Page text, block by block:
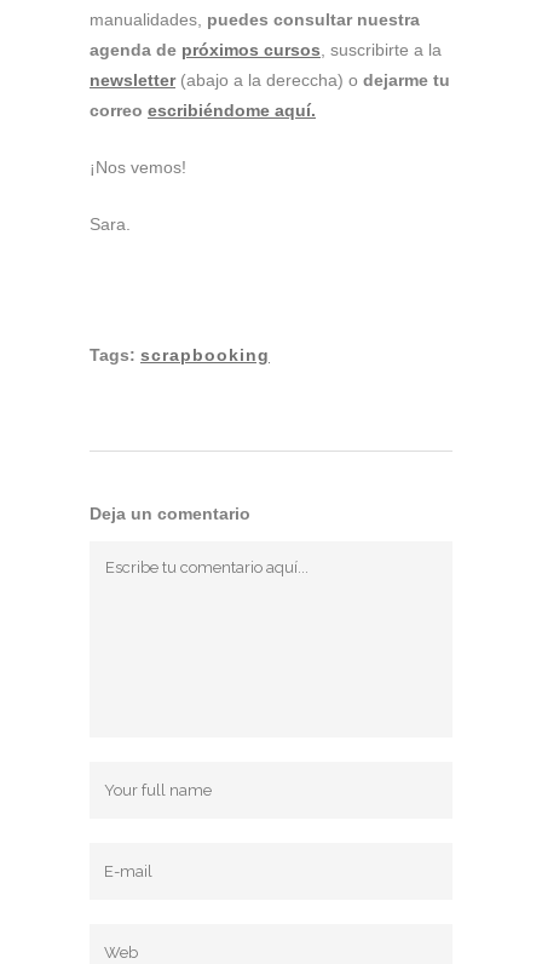
manualidades, puedes consultar nuestra
agenda de próximos cursos , suscribirte a la
newsletter (abajo a la dereccha) o dejarme tu
correo escribiéndome aquí.
¡Nos vemos!
Sara.
Tags: scrapbooking
Deja un comentario